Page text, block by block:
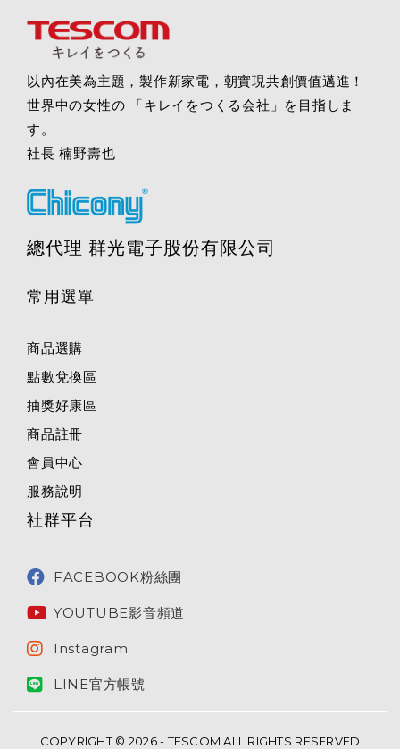
以內在美為主題，製作新家電，朝實現共創價值邁進！
世界中の女性の 「キレイをつくる会社」を目指しま
す。
社長 楠野壽也
總代理 群光電子股份有限公司
常用選單
商品選購
點數兌換區
抽獎好康區
商品註冊
會員中心
服務說明
社群平台
FACEBOOK粉絲團
YOUTUBE影音頻道
Instagram
LINE官方帳號
COPYRIGHT © 2026 - TESCOM ALL RIGHTS RESERVED